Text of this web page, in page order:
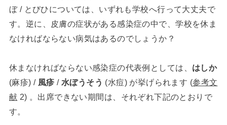
ぼ / とびひについては、いずれも学校へ行って大丈夫で
す。逆に、皮膚の症状がある感染症の中で、学校を休ま
なければならない病気はあるのでしょうか？
休まなければならない感染症の代表例としては、 はしか
(麻疹) / 風疹 / 水ぼうそう (水痘) が挙げられます (参考文
献 2) 。出席できない期間は、それぞれ下記のとおりで
す。